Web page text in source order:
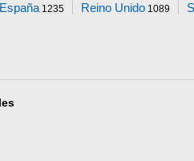
España1235 Reino Unido 1089